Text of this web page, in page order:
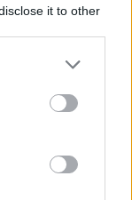
it to other
more Google
may click to
party tags to
below Google